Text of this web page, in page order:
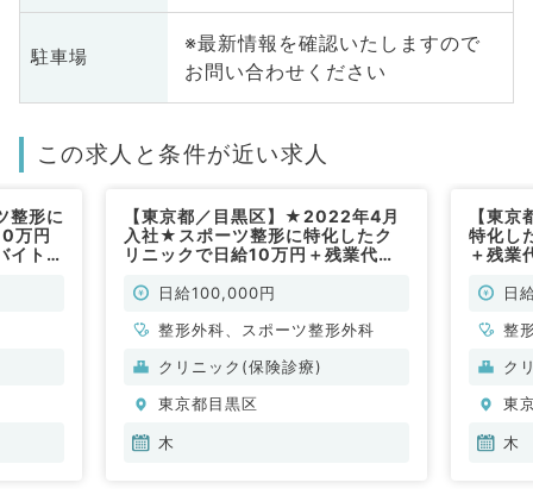
駐車場
※最新情報を確認いたしますので
お問い合わせください
この求人と条件が近い求人
整形に
万円
イト◎
【東京都／目黒区】★2022年4月
入社★スポーツ整形に特化したク
リニックで日給10万円＋残業代支
で整形外科外来のお仕事・毎週木曜
日給100,000円
整形外科、スポーツ整形外科
クリニック(保険診療)
東京都目黒区
木
【東
特化し
＋残業
事・日
整
ク
東
木